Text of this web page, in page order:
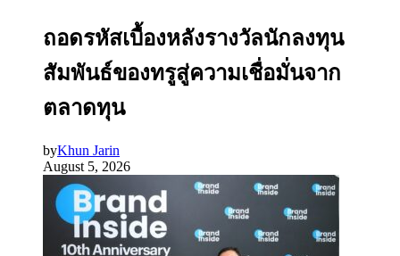
ถอดรหัสเบื้องหลังรางวัลนักลงทุน
สัมพันธ์ของทรูสู่ความเชื่อมั่นจาก
ตลาดทุน
byKhun Jarin
August 5, 2026